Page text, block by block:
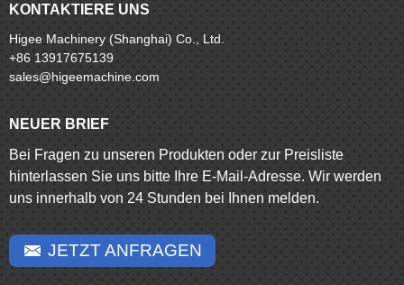
KONTAKTIERE UNS
Higee Machinery (Shanghai) Co., Ltd.
+86 13917675139
sales@higeemachine.com
NEUER BRIEF
Bei Fragen zu unseren Produkten oder zur Preisliste
hinterlassen Sie uns bitte Ihre E-Mail-Adresse. Wir werden
uns innerhalb von 24 Stunden bei Ihnen melden.
JETZT ANFRAGEN